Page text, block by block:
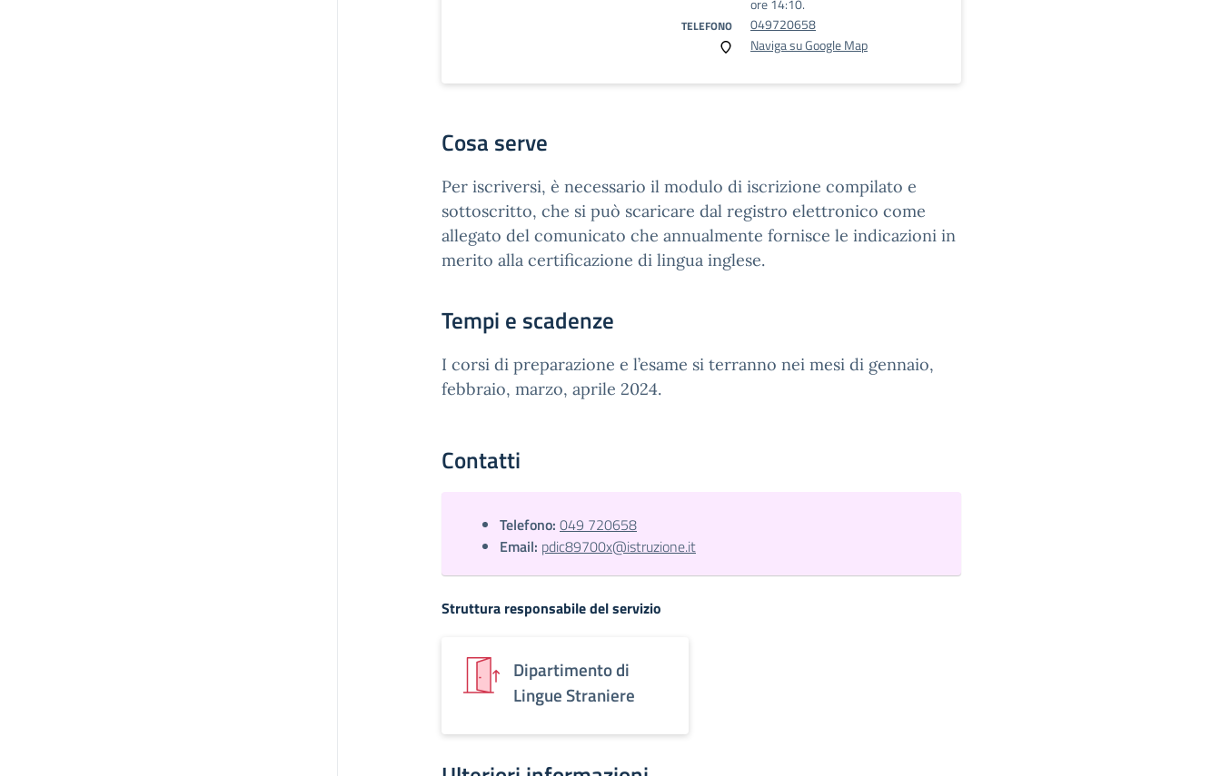
ore 14:10.
TELEFONO
049720658
Naviga su Google Map
Cosa serve
Per iscriversi, è necessario il modulo di iscrizione compilato e
sottoscritto, che si può scaricare dal registro elettronico come
allegato del comunicato che annualmente fornisce le indicazioni in
merito alla certificazione di lingua inglese.
Tempi e scadenze
I corsi di preparazione e l’esame si terranno nei mesi di gennaio,
febbraio, marzo, aprile 2024.
Contatti
Telefono: 049 720658
Email: pdic89700x@istruzione.it
Struttura responsabile del servizio
Dipartimento di
Lingue Straniere